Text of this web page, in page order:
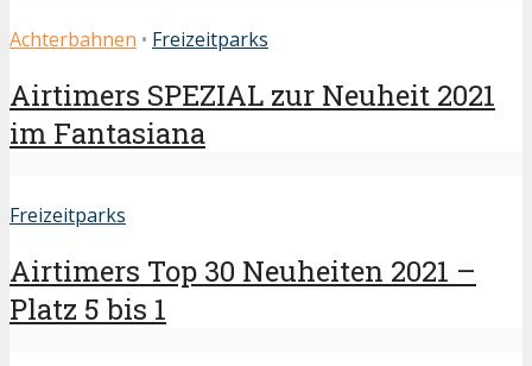
Achterbahnen • Freizeitparks
Airtimers SPEZIAL zur Neuheit 2021
im Fantasiana
Freizeitparks
Airtimers Top 30 Neuheiten 2021 –
Platz 5 bis 1